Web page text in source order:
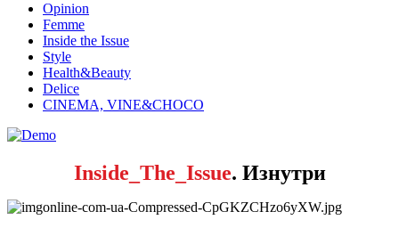
Opinion
Femme
Inside the Issue
Style
Health&Beauty
Delice
CINEMA, VINE&CHOCO
Inside_The_Issue. Изнутри